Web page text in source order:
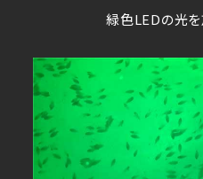
緑色LEDの光